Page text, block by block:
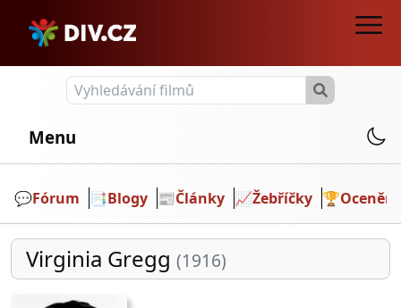
Menu
💬️Fórum 📑Blogy 📰Články 📈Žebříčky 🏆Ocenění
Virginia Gregg (1916)